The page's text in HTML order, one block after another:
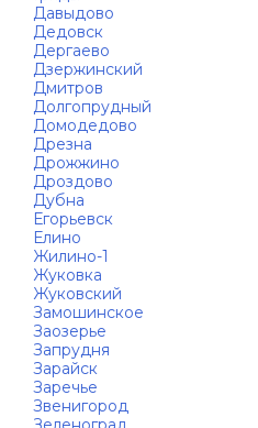
Давыдово
Дедовск
Дергаево
Дзержинский
Дмитров
Долгопрудный
Домодедово
Дрезна
Дрожжино
Дроздово
Дубна
Егорьевск
Елино
Жилино-1
Жуковка
Жуковский
Замошинское
Заозерье
Запрудня
Зарайск
Заречье
Звенигород